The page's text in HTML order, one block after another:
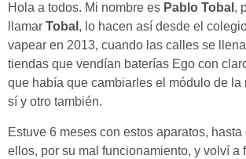
Hola a todos. Mi nombre es Pablo Tobal ,
llamar Tobal , lo hacen así desde el
vapear en 2013, cuando las calles se
tiendas que vendían baterías Ego con
que había que cambiarles el módulo de la
sí y otro también.
Estuve 6 meses con estos aparatos,
ellos, por su mal funcionamiento, y volví a